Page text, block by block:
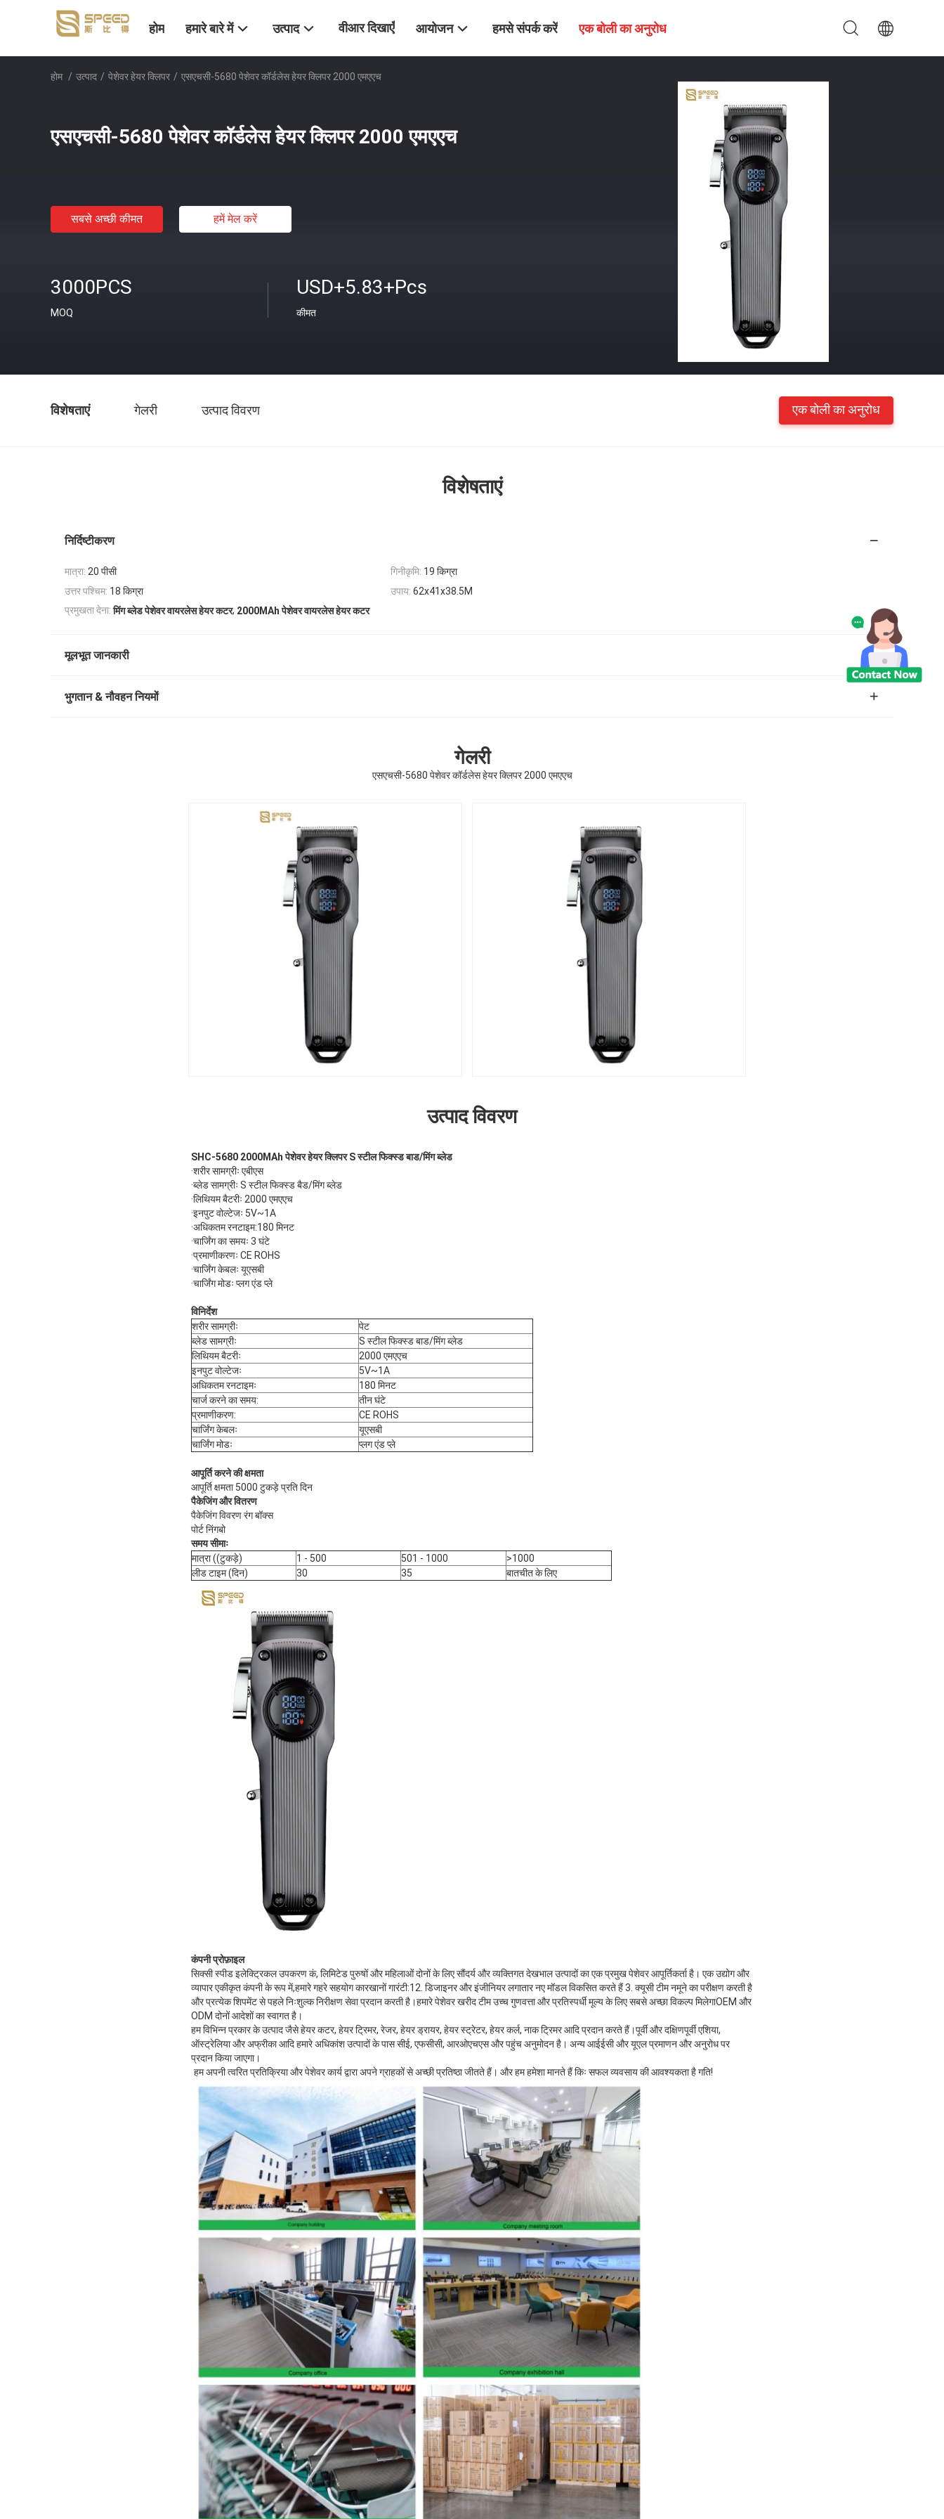
होम हमारे बारे में उत्पाद वीआर दिखाएँ आयोजन हमसे संपर्क करें एक बोली का अनुरोध
होम / उत्पाद / पेशेवर हेयर क्लिपर / एसएचसी-5680 पेशेवर कॉर्डलेस हेयर क्लिपर 2000 एमएएच
एसएचसी-5680 पेशेवर कॉर्डलेस हेयर क्लिपर 2000 एमएएच
सबसे अच्छी कीमत हमें मेल करें
3000PCS
MOQ
USD+5.83+Pcs
कीमत
विशेषताएं गेलरी उत्पाद विवरण एक बोली का अनुरोध
विशेषताएं
निर्दिष्टीकरण
मात्रा: 20 पीसी गिनीकृमि: 19 किग्रा
उत्तर पश्चिम: 18 किग्रा उपाय: 62x41x38.5M
प्रमुखता देना: मिंग ब्लेड पेशेवर वायरलेस हेयर कटर, 2000MAh पेशेवर वायरलेस हेयर कटर
मूलभूत जानकारी
भुगतान & नौवहन नियमों
गेलरी
एसएचसी-5680 पेशेवर कॉर्डलेस हेयर क्लिपर 2000 एमएएच
उत्पाद विवरण
SHC-5680 2000MAh पेशेवर हेयर क्लिपर S स्टील फिक्स्ड बाड/मिंग ब्लेड
·शरीर सामग्रीः एबीएस
·ब्लेड सामग्रीः S स्टील फिक्स्ड बैड/मिंग ब्लेड
·लिथियम बैटरीः 2000 एमएएच
·इनपुट वोल्टेजः 5V~1A
·अधिकतम रनटाइम:180 मिनट
·चार्जिंग का समयः 3 घंटे
·प्रमाणीकरणः CE ROHS
·चार्जिंग केबलः यूएसबी
·चार्जिंग मोडः प्लग एंड प्ले
विनिर्देश
शरीर सामग्रीः
पेट
ब्लेड सामग्रीः
S स्टील फिक्स्ड बाड/मिंग ब्लेड
लिथियम बैटरीः
2000 एमएएच
इनपुट वोल्टेजः
5V~1A
अधिकतम रनटाइमः
180 मिनट
चार्ज करने का समय:
तीन घंटे
प्रमाणीकरण:
CE ROHS
चार्जिंग केबलः
यूएसबी
चार्जिंग मोडः
प्लग एंड प्ले
आपूर्ति करने की क्षमता
आपूर्ति क्षमता 5000 टुकड़े प्रति दिन
पैकेजिंग और वितरण
पैकेजिंग विवरण रंग बॉक्स
पोर्ट निंगबो
समय सीमाः
मात्रा ((टुकड़े)
1 - 500 501 - 1000
>1000
लीड टाइम (दिन)
30 35 बातचीत के लिए
कंपनी प्रोफ़ाइल
सिक्सी स्पीड इलेक्ट्रिकल उपकरण कं, लिमिटेड पुरुषों और महिलाओं दोनों के लिए सौंदर्य और व्यक्तिगत देखभाल उत्पादों का एक प्रमुख पेशेवर आपूर्तिकर्ता है। एक उद्योग और
व्यापार एकीकृत कंपनी के रूप में,हमारे गहरे सहयोग कारखानों गारंटी:12. डिजाइनर और इंजीनियर लगातार नए मॉडल विकसित करते हैं 3. क्यूसी टीम नमूने का परीक्षण करती है
और प्रत्येक शिपमेंट से पहले निःशुल्क निरीक्षण सेवा प्रदान करती है।हमारे पेशेवर खरीद टीम उच्च गुणवत्ता और प्रतिस्पर्धी मूल्य के लिए सबसे अच्छा विकल्प मिलेगाOEM और
ODM दोनों आदेशों का स्वागत है।
हम विभिन्न प्रकार के उत्पाद जैसे हेयर कटर, हेयर ट्रिमर, रेजर, हेयर ड्रायर, हेयर स्ट्रेटर, हेयर कर्ल, नाक ट्रिमर आदि प्रदान करते हैं।पूर्वी और दक्षिणपूर्वी एशिया,
ऑस्ट्रेलिया और अफ्रीका आदि हमारे अधिकांश उत्पादों के पास सीई, एफसीसी, आरओएचएस और पहुंच अनुमोदन है। अन्य आईईसी और यूएल प्रमाणन और अनुरोध पर
प्रदान किया जाएगा।
हम अपनी त्वरित प्रतिक्रिया और पेशेवर कार्य द्वारा अपने ग्राहकों से अच्छी प्रतिष्ठा जीतते हैं। और हम हमेशा मानते हैं किः सफल व्यवसाय की आवश्यकता है गति!